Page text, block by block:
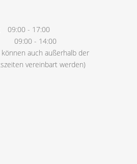
09:00 - 17:00
- 14:00
auch außerhalb der
vereinbart werden)